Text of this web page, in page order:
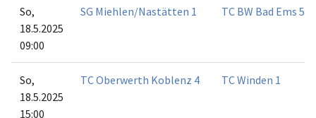
So,
18.5.2025
09:00
SG Miehlen/Nastätten 1 TC BW Bad Ems 5
So,
18.5.2025
15:00
TC Oberwerth Koblenz 4 TC Winden 1